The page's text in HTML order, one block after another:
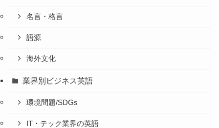
名言・格言
語源
海外文化
業界別ビジネス英語
環境問題/SDGs
IT・テック業界の英語